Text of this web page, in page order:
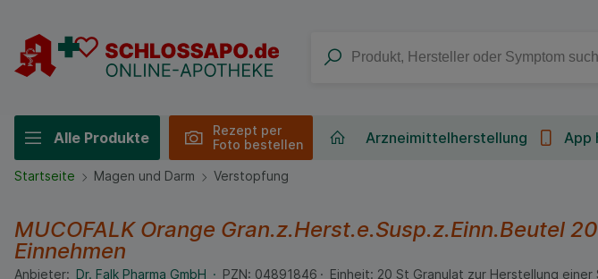
Alle Produkte
Rezept per
Foto bestellen
Arzneimittelherstellung App
Startseite Magen und Darm Verstopfung
MUCOFALK Orange Gran.z.Herst.e.Susp.z.Einn.Beutel
Einnehmen
Anbieter: Dr. Falk Pharma GmbH PZN: 04891846 Einheit: 20 St Granulat zur Herstellung einer